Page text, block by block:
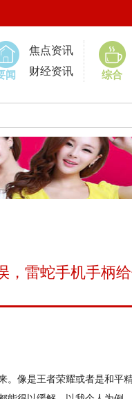
闻
焦点资讯
财经资讯
综合
，雷蛇手机手柄
像是王者荣耀或者是和平